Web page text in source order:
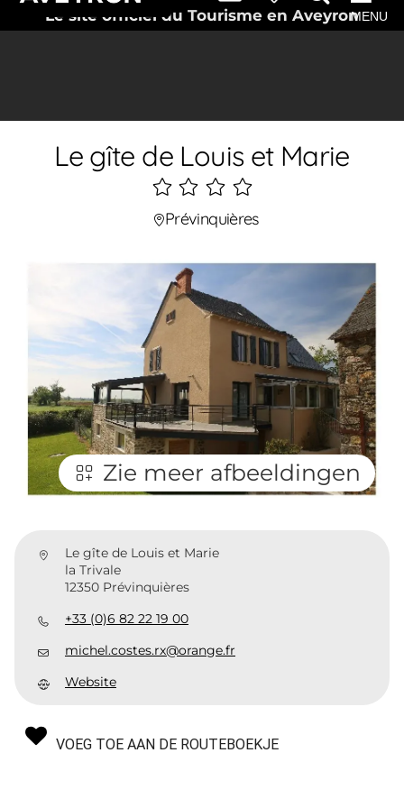
Le site officiel du Tourisme en AveyronMENU
Le gîte de Louis et Marie
4
étoiles
Prévinquières
Zie meer afbeeldingen
Le gîte de Louis et Marie
la Trivale
12350 Prévinquières
+33 (0)6 82 22 19 00
michel.costes.rx@orange.fr
Website
VOEG TOE AAN DE ROUTEBOEKJE